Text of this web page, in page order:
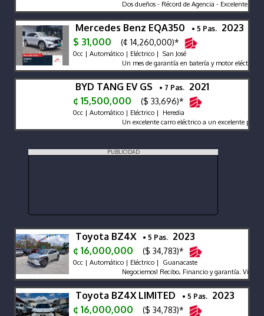
Dos dueños - Récord de Agencia - Excelente Estado
Mercedes Benz EQA350 • 5 Pas. 2023
$ 31,000
(¢ 14,260,000)*
0cc | Automático | Eléctrico | San José
Un mes de garantía en batería y motor eléctrico
BYD TANG EV GS • 7 Pas. 2021
¢ 15,500,000
($ 33,696)*
0cc | Automático | Eléctrico | Heredia
Un excelente carro eléctrico a un excelente precio
PUBLICIDAD
Toyota BZ4X • 5 Pas. 2023
¢ 16,000,000
($ 34,783)*
0cc | Automático | Eléctrico | Guanacaste
Negociemos! Recibo, Financio y garantía.
Toyota BZ4X LIMITED • 5 Pas. 2023
¢ 16,000,000
($ 34,783)*